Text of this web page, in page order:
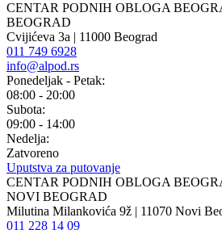
CENTAR PODNIH OBLOGA
BEOGRAD
Cvijićeva 3a | 11000 Beograd
011 749 6928
info@alpod.rs
Ponedeljak - Petak:
08:00 - 20:00
Subota:
09:00 - 14:00
Nedelja:
Zatvoreno
Uputstva za putovanje
CENTAR PODNIH OBLOGA
NOVI BEOGRAD
Milutina Milankovića 9ž | 11070 Novi
011 228 14 09